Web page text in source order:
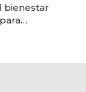
bienestar